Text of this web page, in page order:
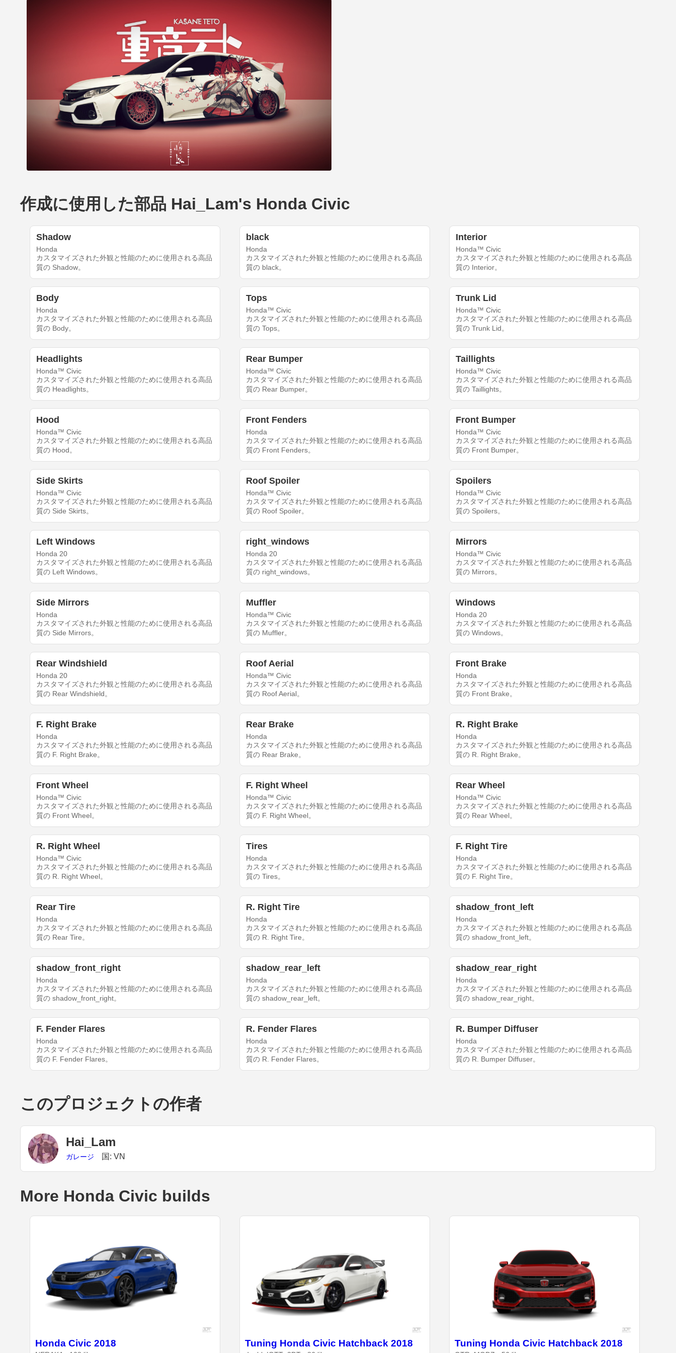
作成に使用した部品 Hai_Lam's Honda Civic
Shadow
Honda
カスタマイズされた外観と性能のために使用される高品
質の Shadow。
black
Honda
カスタマイズされた外観と性能のために使用される高品
質の black。
Interior
Honda™ Civic
カスタマイズされた外観と性能のために使用される高品
質の Interior。
Body
Honda
カスタマイズされた外観と性能のために使用される高品
質の Body。
Tops
Honda™ Civic
カスタマイズされた外観と性能のために使用される高品
質の Tops。
Trunk Lid
Honda™ Civic
カスタマイズされた外観と性能のために使用される高品
質の Trunk Lid。
Headlights
Honda™ Civic
カスタマイズされた外観と性能のために使用される高品
質の Headlights。
Rear Bumper
Honda™ Civic
カスタマイズされた外観と性能のために使用される高品
質の Rear Bumper。
Taillights
Honda™ Civic
カスタマイズされた外観と性能のために使用される高品
質の Taillights。
Hood
Honda™ Civic
カスタマイズされた外観と性能のために使用される高品
質の Hood。
Front Fenders
Honda
カスタマイズされた外観と性能のために使用される高品
質の Front Fenders。
Front Bumper
Honda™ Civic
カスタマイズされた外観と性能のために使用される高品
質の Front Bumper。
Side Skirts
Honda™ Civic
カスタマイズされた外観と性能のために使用される高品
質の Side Skirts。
Roof Spoiler
Honda™ Civic
カスタマイズされた外観と性能のために使用される高品
質の Roof Spoiler。
Spoilers
Honda™ Civic
カスタマイズされた外観と性能のために使用される高品
質の Spoilers。
Left Windows
Honda 20
カスタマイズされた外観と性能のために使用される高品
質の Left Windows。
right_windows
Honda 20
カスタマイズされた外観と性能のために使用される高品
質の right_windows。
Mirrors
Honda™ Civic
カスタマイズされた外観と性能のために使用される高品
質の Mirrors。
Side Mirrors
Honda
カスタマイズされた外観と性能のために使用される高品
質の Side Mirrors。
Muffler
Honda™ Civic
カスタマイズされた外観と性能のために使用される高品
質の Muffler。
Windows
Honda 20
カスタマイズされた外観と性能のために使用される高品
質の Windows。
Rear Windshield
Honda 20
カスタマイズされた外観と性能のために使用される高品
質の Rear Windshield。
Roof Aerial
Honda™ Civic
カスタマイズされた外観と性能のために使用される高品
質の Roof Aerial。
Front Brake
Honda
カスタマイズされた外観と性能のために使用される高品
質の Front Brake。
F. Right Brake
Honda
カスタマイズされた外観と性能のために使用される高品
質の F. Right Brake。
Rear Brake
Honda
カスタマイズされた外観と性能のために使用される高品
質の Rear Brake。
R. Right Brake
Honda
カスタマイズされた外観と性能のために使用される高品
質の R. Right Brake。
Front Wheel
Honda™ Civic
カスタマイズされた外観と性能のために使用される高品
質の Front Wheel。
F. Right Wheel
Honda™ Civic
カスタマイズされた外観と性能のために使用される高品
質の F. Right Wheel。
Rear Wheel
Honda™ Civic
カスタマイズされた外観と性能のために使用される高品
質の Rear Wheel。
R. Right Wheel
Honda™ Civic
カスタマイズされた外観と性能のために使用される高品
質の R. Right Wheel。
Tires
Honda
カスタマイズされた外観と性能のために使用される高品
質の Tires。
F. Right Tire
Honda
カスタマイズされた外観と性能のために使用される高品
質の F. Right Tire。
Rear Tire
Honda
カスタマイズされた外観と性能のために使用される高品
質の Rear Tire。
R. Right Tire
Honda
カスタマイズされた外観と性能のために使用される高品
質の R. Right Tire。
shadow_front_left
Honda
カスタマイズされた外観と性能のために使用される高品
質の shadow_front_left。
shadow_front_right
Honda
カスタマイズされた外観と性能のために使用される高品
質の shadow_front_right。
shadow_rear_left
Honda
カスタマイズされた外観と性能のために使用される高品
質の shadow_rear_left。
shadow_rear_right
Honda
カスタマイズされた外観と性能のために使用される高品
質の shadow_rear_right。
F. Fender Flares
Honda
カスタマイズされた外観と性能のために使用される高品
質の F. Fender Flares。
R. Fender Flares
Honda
カスタマイズされた外観と性能のために使用される高品
質の R. Fender Flares。
R. Bumper Diffuser
Honda
カスタマイズされた外観と性能のために使用される高品
質の R. Bumper Diffuser。
このプロジェクトの作者
Hai_Lam
ガレージ 国: VN
More Honda Civic builds
Honda Civic 2018 Tuning Honda Civic Hatchback 2018 Tuning Honda Civic Hatchback 2018